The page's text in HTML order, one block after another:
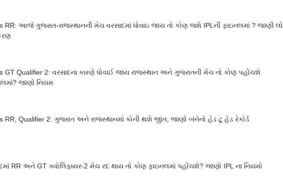
RR: આજે ગુજરાત-રાજસ્થાનની મેચ વરસાદમાં ધોવાઇ જાય તો કોણ જશે IPLની ફાઇનલમાં ? જાણી લો
GT Qualifier 2: વરસાદના કારણે ધોવાઈ જાય રાજસ્થાન અને ગુજરાતની મેચ તો કોણ પહોંચશે
જાણો નિયમ
RR, Qualifier 2: ગુજરાત અને રાજસ્થાનમાં કોની થશે જીત, જાણો બંનેનો હેડ ટૂ હેડ રેકોર્ડ
RR અને GT ક્વોલિફાયર-2 મેચ રદ થાય તો કોણ ફાઇનલમાં પહોંચશે? જાણો IPL ના નિયમો